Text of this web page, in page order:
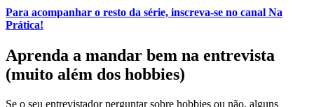
Para acompanhar o resto da série, inscreva-se no canal Na
Prática!
Aprenda a mandar bem na entrevista
(muito além dos hobbies)
Se o seu entrevistador perguntar sobre hobbies ou não, alguns